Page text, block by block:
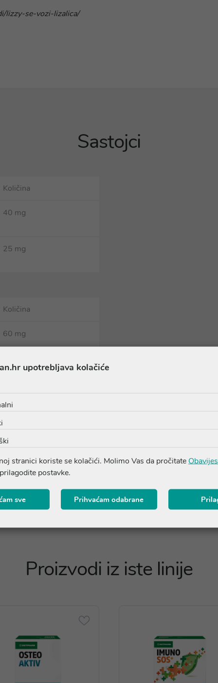
lizzy-se-vozi-lizalica/
Sastojci
Količina
40 mg
25 mg
Količina
60 mg
37,5 mg
i beta-karoten.
provjerite točan sastav na pakiranju ili nas kontaktirajte na
Proizvodi iz iste linije
upotrebljava kolačiće
stranici koriste se kolačići. Molimo Vas da pročitate
postavke.
sve Prihvaćam odabrane